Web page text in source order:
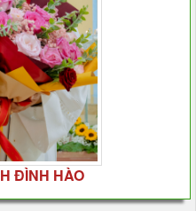
ĐÌNH HÀO